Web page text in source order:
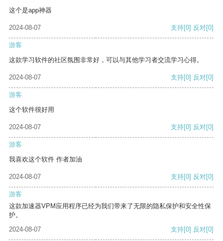
这个是app神器
2024-08-07 支持[0] 反对[0]
游客
这款学习软件的社区氛围非常好，可以与其他学习者交流学习心得。
2024-08-07 支持[0] 反对[0]
游客
这个软件很好用
2024-08-07 支持[0] 反对[0]
游客
我喜欢这个软件 作者加油
2024-08-07 支持[0] 反对[0]
游客
这款加速器VPM应用程序已经为我们带来了无限的隐私保护和安全性保
护。
2024-08-07
支持[0] 反对[0]